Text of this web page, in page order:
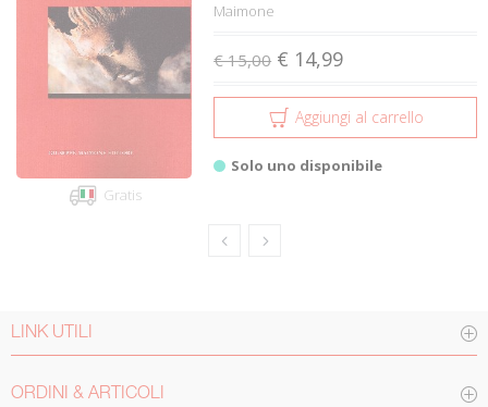
Gratis
Maimone
€ 15,00 € 14,99
Aggiungi al carrello
Solo uno disponibile
LINK UTILI
ORDINI & ARTICOLI